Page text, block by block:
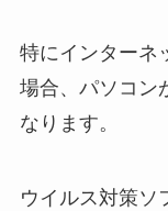
特にインターネ
場合、パソコン
なります。
ウイルス対策ソ